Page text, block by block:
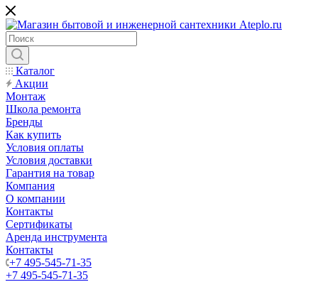
Каталог
Акции
Монтаж
Школа ремонта
Бренды
Как купить
Условия оплаты
Условия доставки
Гарантия на товар
Компания
О компании
Контакты
Сертификаты
Аренда инструмента
Контакты
+7 495-545-71-35
+7 495-545-71-35